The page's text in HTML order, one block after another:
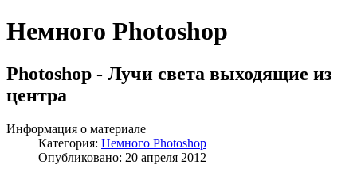
Немного Photoshop
Photoshop - Лучи света выходящие из
центра
Информация о материале
Категория: Немного Photoshop
Опубликовано: 20 апреля 2012